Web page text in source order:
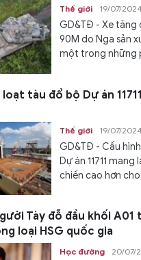
Thế giới 19/07/
GD&TĐ - Xe tăng
90M do Nga sản
một trong những
tàu đổ bộ Dự án
Thế giới 19/07/
GD&TĐ - Cấu
Dự án 11711
chiến cao hơn
Tày đỗ đầu khối A01
loại HSG quốc gia
Học đường 20/07/